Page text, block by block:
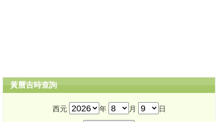
黃曆吉時查詢
西元 年 月 日